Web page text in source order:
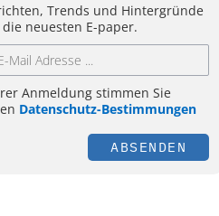
Trends und Hintergründe
neuesten E-paper.
Anmeldung stimmen Sie
Datenschutz-Bestimmungen
ABSENDEN